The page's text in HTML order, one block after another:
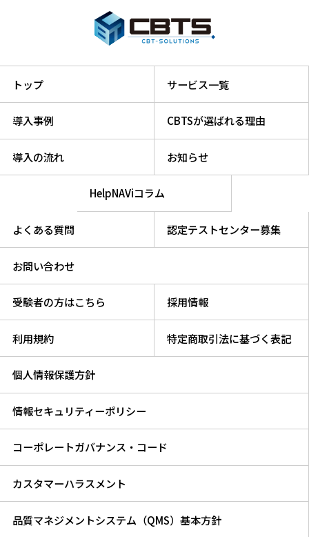
トップ サービス一覧
導入事例 CBTSが選ばれる理由
導入の流れ お知らせ
HelpNAViコラム
よくある質問 認定テストセンター募集
お問い合わせ
受験者の方はこちら 採用情報
利用規約 特定商取引法に基づく表記
個人情報保護方針
情報セキュリティーポリシー
コーポレートガバナンス・コード
カスタマーハラスメント
品質マネジメントシステム（QMS）基本方針